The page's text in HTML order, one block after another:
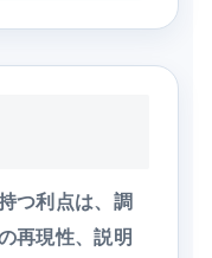
つ利点は、調
再現性、説明